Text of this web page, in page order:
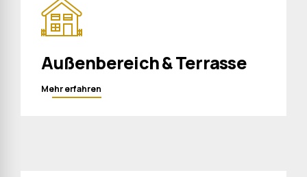
Außenbereich & Terrasse
Mehr erfahren